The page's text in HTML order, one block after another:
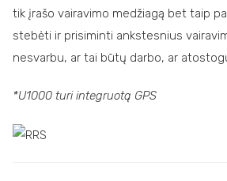
tik įrašo vairavimo medžiagą bet taip
stebėti ir prisiminti ankstesnius
nesvarbu, ar tai būtų darbo, ar
*U1000 turi integruotą GPS